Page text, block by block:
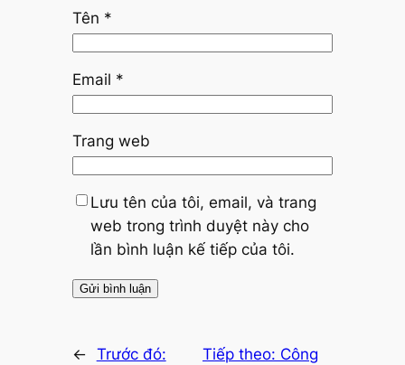
Tên *
Email *
Trang web
Lưu tên của tôi, email, và trang
web trong trình duyệt này cho
lần bình luận kế tiếp của tôi.
← Trước đó:
Tiếp theo: Công